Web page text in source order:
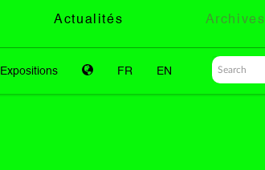
Actualités Archives
Expositions FR EN